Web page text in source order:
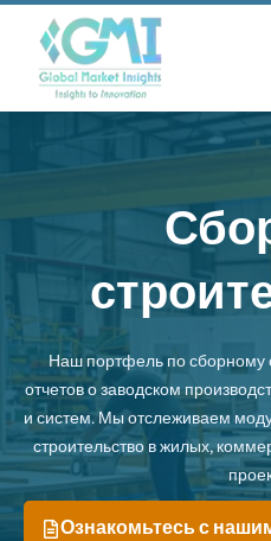
Наш портфель по сборному
отчетов о заводском
и систем. Мы отслеживаем
строительство в жилых,
Ознакомьтесь с